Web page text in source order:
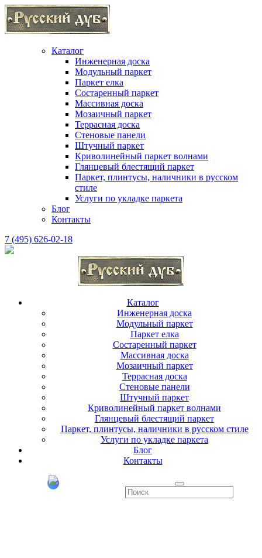
Каталог
Инженерная доска
Модульный паркет
Паркет елка
Состаренный паркет
Массивная доска
Мозаичный паркет
Террасная доска
Стеновые панели
Штучный паркет
Криволинейный паркет волнами
Глянцевый блестящий паркет
Паркет, плинтусы, наличники в русском
стиле
Услуги по укладке паркета
Блог
Контакты
7 (495) 626-02-18
Каталог
Инженерная доска
Модульный паркет
Паркет елка
Состаренный паркет
Массивная доска
Мозаичный паркет
Террасная доска
Стеновые панели
Штучный паркет
Криволинейный паркет волнами
Глянцевый блестящий паркет
Паркет, плинтусы, наличники в русском стиле
Услуги по укладке паркета
Блог
Контакты